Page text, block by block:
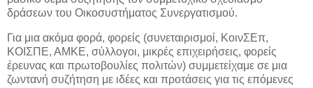
δράσεων του Οικοσυστήματος Συνεργατισμού.
Για μια ακόμα φορά, φορείς (συνεταιρισμοί, ΚοινΣΕπ,
ΚΟΙΣΠΕ, ΑΜΚΕ, σύλλογοι, μικρές επιχειρήσεις, φορείς
έρευνας και πρωτοβουλίες πολιτών) συμμετείχαμε σε μια
ζωντανή συζήτηση με ιδέες και προτάσεις για τις επόμενες